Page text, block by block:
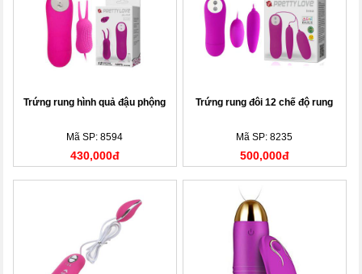
Trứng rung hình quả đậu phộng
Mã SP: 8594
430,000đ
Trứng rung đôi 12 chế độ rung
Mã SP: 8235
500,000đ